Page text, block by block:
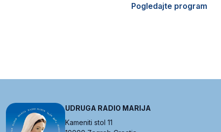
Pogledajte program
UDRUGA RADIO MARIJA
Kameniti stol 11